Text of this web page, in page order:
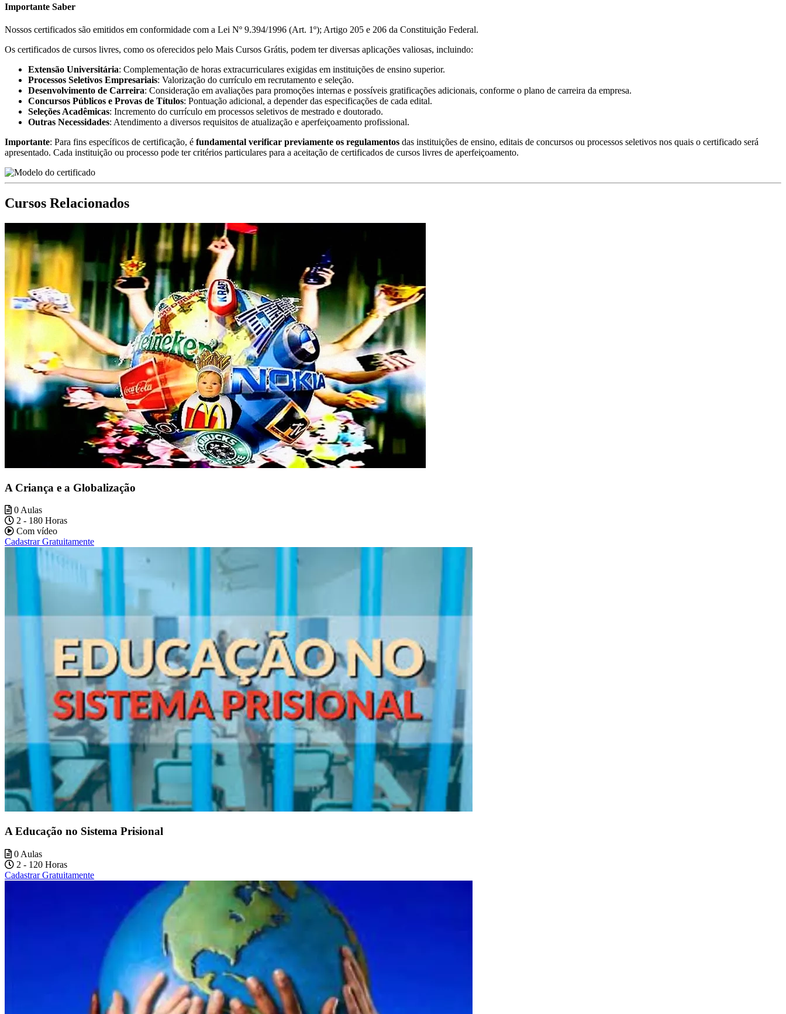
Importante Saber
Nossos certificados são emitidos em conformidade com a Lei Nº 9.394/1996 (Art. 1º); Artigo 205 e 206 da Constituição Federal.
Os certificados de cursos livres, como os oferecidos pelo Mais Cursos Grátis, podem ter diversas aplicações valiosas, incluindo:
Extensão Universitária: Complementação de horas extracurriculares exigidas em instituições de ensino superior.
Processos Seletivos Empresariais: Valorização do currículo em recrutamento e seleção.
Desenvolvimento de Carreira: Consideração em avaliações para promoções internas e possíveis gratificações adicionais, conforme o plano de carreira da empresa.
Concursos Públicos e Provas de Títulos: Pontuação adicional, a depender das especificações de cada edital.
Seleções Acadêmicas: Incremento do currículo em processos seletivos de mestrado e doutorado.
Outras Necessidades: Atendimento a diversos requisitos de atualização e aperfeiçoamento profissional.
Importante: Para fins específicos de certificação, é fundamental verificar previamente os regulamentos das instituições de ensino, editais de concursos ou processos seletivos nos quais o certificado será
apresentado. Cada instituição ou processo pode ter critérios particulares para a aceitação de certificados de cursos livres de aperfeiçoamento.
Cursos Relacionados
A Criança e a Globalização
0 Aulas
2 - 180 Horas
Com vídeo
Cadastrar Gratuitamente
A Educação no Sistema Prisional
0 Aulas
2 - 120 Horas
Cadastrar Gratuitamente